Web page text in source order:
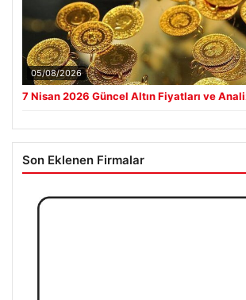
05/08/2026
7 Nisan 2026 Güncel Altın Fiyatları ve
Son Eklenen Firmalar